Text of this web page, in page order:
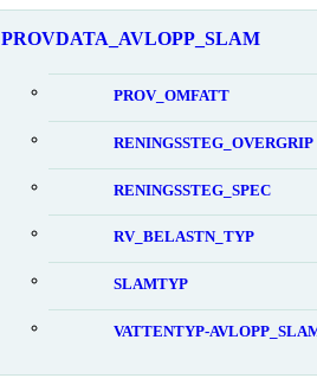
PROVDATA_AVLOPP_SLAM
PROV_OMFATT
RENINGSSTEG_OVERGRIP
RENINGSSTEG_SPEC
RV_BELASTN_TYP
SLAMTYP
VATTENTYP-